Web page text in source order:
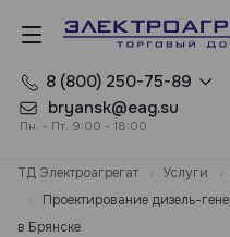
8 (800) 250-75-89
bryansk@eag.su
Пн. - Пт. 9:00 - 18:00
ТД Электроагрегат Услуги
Проектирование дизель-
в Брянске